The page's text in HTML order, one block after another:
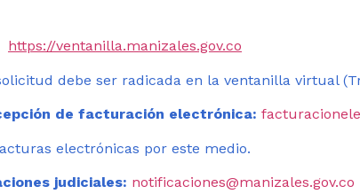
https://ventanilla.manizales.gov.co
debe ser radicada en la ventanilla virtual
de facturación electrónica:
electrónicas por este medio.
judiciales: notificaciones@manizales.gov.co